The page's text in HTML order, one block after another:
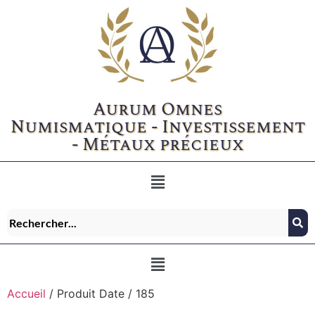
Aurum Omnes
Numismatique - Investissement
- Métaux précieux
Accueil / Produit Date / 185